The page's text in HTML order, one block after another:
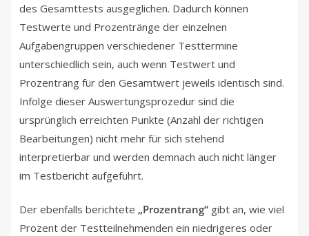
des Gesamttests ausgeglichen. Dadurch können
Testwerte und Prozentränge der einzelnen
Aufgabengruppen verschiedener Testtermine
unterschiedlich sein, auch wenn Testwert und
Prozentrang für den Gesamtwert jeweils identisch sind.
Infolge dieser Auswertungsprozedur sind die
ursprünglich erreichten Punkte (Anzahl der richtigen
Bearbeitungen) nicht mehr für sich stehend
interpretierbar und werden demnach auch nicht länger
im Testbericht aufgeführt.
Der ebenfalls berichtete „Prozentrang“ gibt an, wie viel
Prozent der Testteilnehmenden ein niedrigeres oder